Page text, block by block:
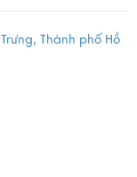
Thành phố Hồ